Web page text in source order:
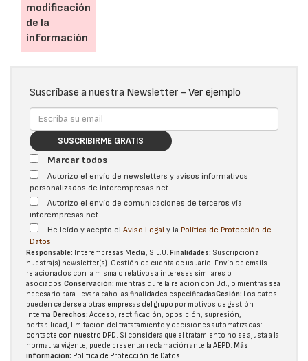
modificación
de la
información
Suscríbase a nuestra Newsletter - Ver ejemplo
SUSCRIBIRME GRATIS
Marcar todos
Autorizo el envío de newsletters y avisos informativos
personalizados de interempresas.net
Autorizo el envío de comunicaciones de terceros vía
interempresas.net
He leído y acepto el Aviso Legal y la Política de Protección de
Datos
Responsable: Interempresas Media, S.L.U. Finalidades: Suscripción a
nuestra(s) newsletter(s). Gestión de cuenta de usuario. Envío de emails
relacionados con la misma o relativos a intereses similares o
asociados.Conservación: mientras dure la relación con Ud., o mientras sea
necesario para llevar a cabo las finalidades especificadasCesión: Los datos
pueden cederse a otras empresas del grupo por motivos de gestión
interna.Derechos: Acceso, rectificación, oposición, supresión,
portabilidad, limitación del tratatamiento y decisiones automatizadas:
contacte con nuestro DPD. Si considera que el tratamiento no se ajusta a la
normativa vigente, puede presentar reclamación ante la AEPD. Más
información: Política de Protección de Datos